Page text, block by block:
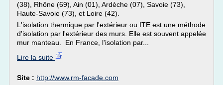
(38), Rhône (69), Ain (01), Ardèche (07), Savoie (73),
Haute-Savoie (73), et Loire (42).
L'isolation thermique par l'extérieur ou ITE est une méthode
d'isolation par l'extérieur des murs. Elle est souvent appelée
mur manteau. En France, l'isolation par...
Lire la suite
Site : http://www.rm-facade.com